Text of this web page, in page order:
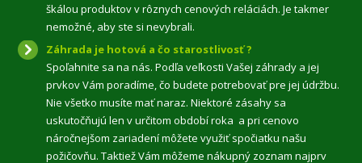
škálou produktov v rôznych cenových reláciách. Je takmer
nemožné, aby ste si nevybrali.
Záhrada je hotová a čo starostlivosť ?
Spoľahnite sa na nás. Podľa veľkosti Vašej záhrady a jej
prvkov Vám poradíme, čo budete potrebovaťpre jej údržbu.
Nie všetko musíte mať naraz. Niektoré zásahy sa
uskutočňujú len v určitom období roka a pri cenovo
náročnejšom zariadení môžete využiť spočiatku našu
požičovňu. Taktiež Vám môžeme nákupný zoznam najprv